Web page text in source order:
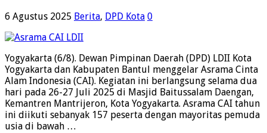
6 Agustus 2025 Berita, DPD Kota 0
Yogyakarta (6/8). Dewan Pimpinan Daerah (DPD) LDII Kota
Yogyakarta dan Kabupaten Bantul menggelar Asrama Cinta
Alam Indonesia (CAI). Kegiatan ini berlangsung selama dua
hari pada 26-27 Juli 2025 di Masjid Baitussalam Daengan,
Kemantren Mantrijeron, Kota Yogyakarta. Asrama CAI tahun
ini diikuti sebanyak 157 peserta dengan mayoritas pemuda
usia di bawah …